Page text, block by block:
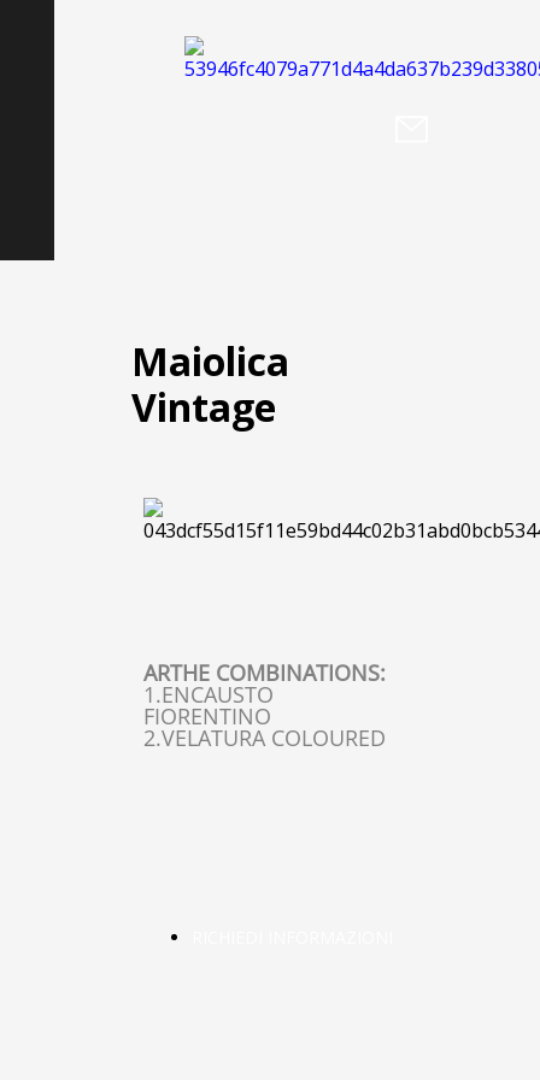
Maiolica
Vintage
ARTHE COMBINATIONS:
1.ENCAUSTO
FIORENTINO
2.VELATURA COLOURED